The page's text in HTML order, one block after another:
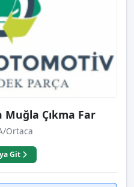
Muğla Çıkma Far
Ortaca
Git